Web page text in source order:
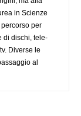
in Scienze
per
di dischi, tele-
Diverse le
al